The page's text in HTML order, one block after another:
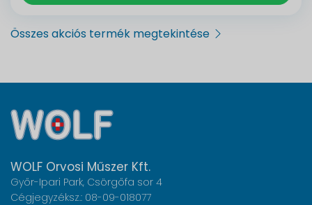
Összes akciós termék megtekintése
WOLF Orvosi Műszer Kft.
Győr-Ipari Park, Csörgőfa sor 4
Cégjegyzéksz.: 08-09-018077